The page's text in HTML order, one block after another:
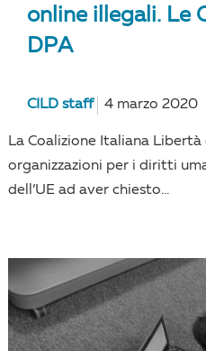
online illegali. Le
DPA
CILD staff 4 marzo 2020
La Coalizione Italiana
organizzazioni per i diritti
dell’UE ad aver chiesto...